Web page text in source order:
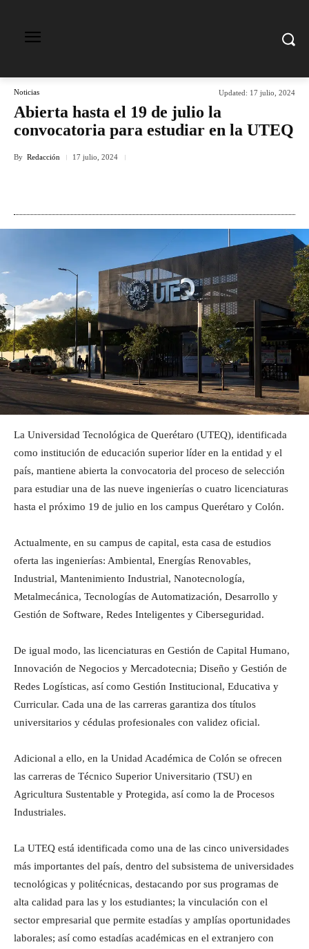
Noticias Updated: 17 julio, 2024
Abierta hasta el 19 de julio la
convocatoria para estudiar en la UTEQ
By Redacción 17 julio, 2024
La Universidad Tecnológica de Querétaro (UTEQ), identificada
como institución de educación superior líder en la entidad y el
país, mantiene abierta la convocatoria del proceso de selección
para estudiar una de las nueve ingenierías o cuatro licenciaturas
hasta el próximo 19 de julio en los campus Querétaro y Colón.
Actualmente, en su campus de capital, esta casa de estudios
oferta las ingenierías: Ambiental, Energías Renovables,
Industrial, Mantenimiento Industrial, Nanotecnología,
Metalmecánica, Tecnologías de Automatización, Desarrollo y
Gestión de Software, Redes Inteligentes y Ciberseguridad.
De igual modo, las licenciaturas en Gestión de Capital Humano,
Innovación de Negocios y Mercadotecnia; Diseño y Gestión de
Redes Logísticas, así como Gestión Institucional, Educativa y
Curricular. Cada una de las carreras garantiza dos títulos
universitarios y cédulas profesionales con validez oficial.
Adicional a ello, en la Unidad Académica de Colón se ofrecen
las carreras de Técnico Superior Universitario (TSU) en
Agricultura Sustentable y Protegida, así como la de Procesos
Industriales.
La UTEQ está identificada como una de las cinco universidades
más importantes del país, dentro del subsistema de universidades
tecnológicas y politécnicas, destacando por sus programas de
alta calidad para las y los estudiantes; la vinculación con el
sector empresarial que permite estadías y amplías oportunidades
laborales; así como estadías académicas en el extranjero con